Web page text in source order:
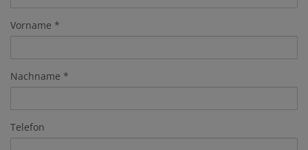
Vorname
Nachname
Telefon